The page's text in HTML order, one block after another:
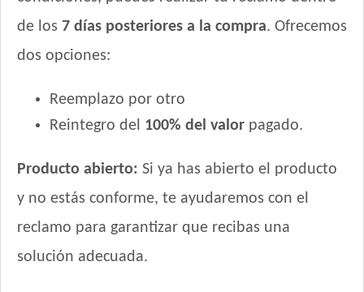
Vitalcan Premium Perro Adulto Sabor Cordero
Vitalcan Therapy Canine Cardiac Health
Vitalcan Therapy Canine Gastrointestinal Aid
Vitalcan Therapy Canine Mobility AID
Vitalcan Therapy Canine Obesity Management
Vitalcan Therapy Canine Renal
Winy Adultos
de los 7 días posteriores a la compra. Ofrecemos
dos opciones:
Reemplazo por otro
Reintegro del 100% del valor pagado.
Producto abierto: Si ya has abierto el producto
y no estás conforme, te ayudaremos con el
reclamo para garantizar que recibas una
solución adecuada.